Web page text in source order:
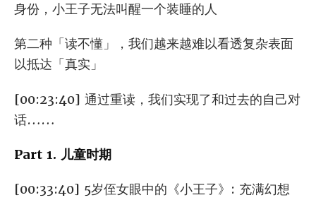
身份，小王子无法叫醒一个装睡的人
第二种「读不懂」，我们越来越难以看透复杂表面
以抵达「真实」
[00:23:40] 通过重读，我们实现了和过去的自己对
话……
Part 1. 儿童时期
[00:33:40] 5岁侄女眼中的《小王子》: 充满幻想